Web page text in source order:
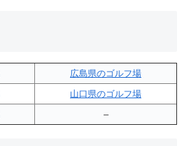
広島県のゴルフ場
山口県のゴルフ場
–